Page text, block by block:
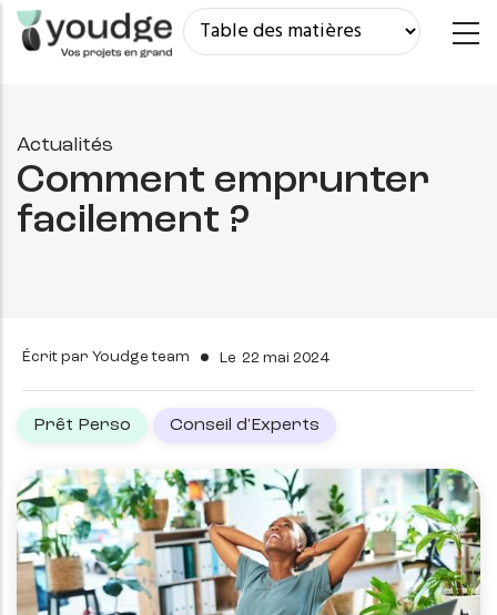
Aller
au
Actualités
Comment emprunter
facilement ?
Écrit par Youdge team Le 22 mai 2024
Prêt Perso Conseil d'Experts